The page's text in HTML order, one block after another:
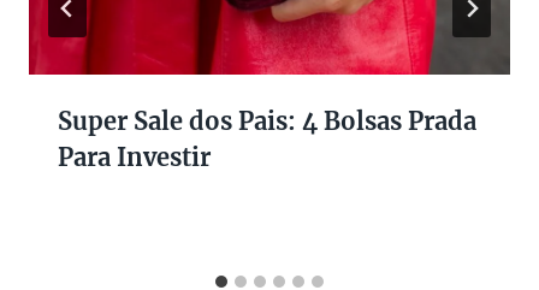
Super Sale dos Pais: 4 Bolsas Prada
Para Investir